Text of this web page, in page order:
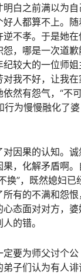
白之前满以为自
人都算不上。随
不孝。于是她在
，哪是一次道歉
较大的一位师姐
我不好，让我在
然有怨气，“不
行为慢慢融化了婆
因果的认知。诚
，化解矛盾啊。
换”，既然媳妇已
有的不满和怨恨
态面对对方，婆
的错。
要为师父讨个公
子们认为有人诽